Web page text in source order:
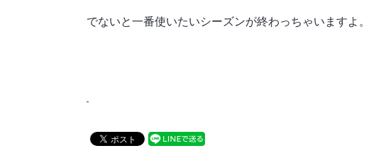
でないと一番使いたいシーズンが終わっちゃいますよ。